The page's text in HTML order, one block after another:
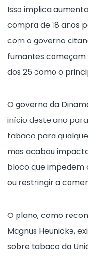
Isso implica
compra de 18 anos
com o governo
fumantes começam
dos 25 como o
O governo da
início deste ano
tabaco para
mas acabou
bloco que impedem
ou restringir a
O plano, como
Magnus Heunicke,
sobre tabaco da